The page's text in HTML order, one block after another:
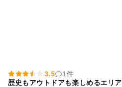
3.5
1件
歴史もアウトドアも楽しめるエリ